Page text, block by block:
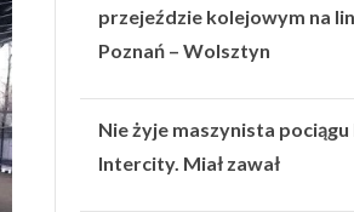
przejeździe kolejowym na
Poznań – Wolsztyn
Nie żyje maszynista pociągu
Intercity. Miał zawał